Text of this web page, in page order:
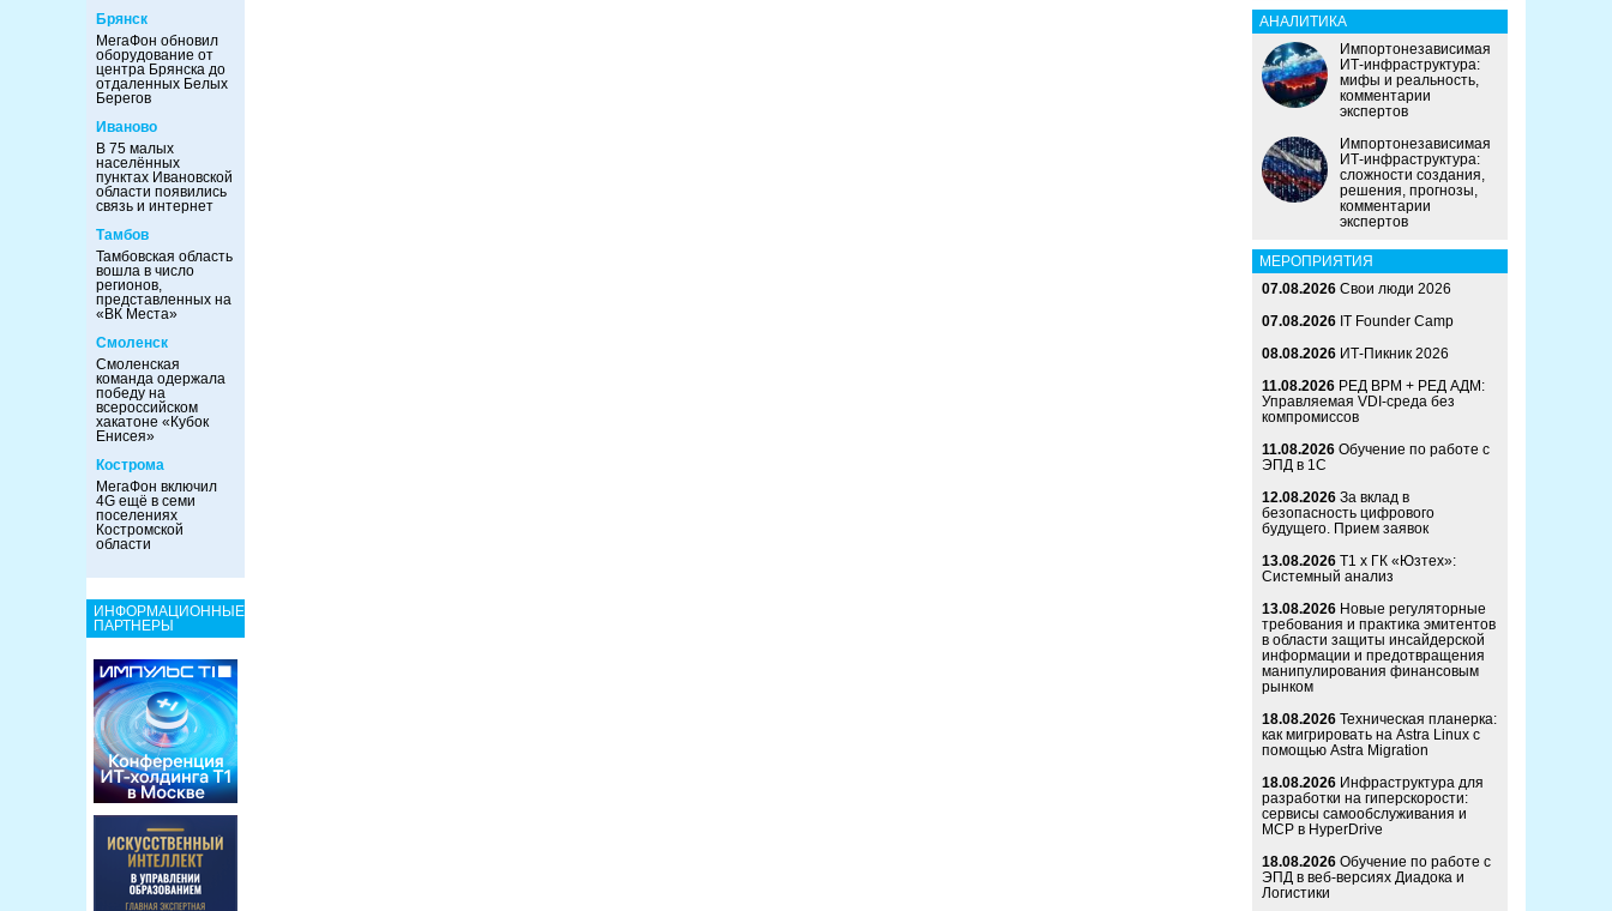
Брянск
МегаФон обновил
оборудование от
центра Брянска до
отдаленных Белых
Берегов
Иваново
В 75 малых
населённых
пунктах Ивановской
области появились
связь и интернет
Тамбов
Тамбовская область
вошла в число
регионов,
представленных на
«ВК Места»
Смоленск
Смоленская
команда одержала
победу на
всероссийском
хакатоне «Кубок
Енисея»
Кострома
МегаФон включил
4G ещё в семи
поселениях
Костромской
области
ИНФОРМАЦИОННЫЕ
ПАРТНЕРЫ
АНАЛИТИКА
Импортонезависимая
ИТ-инфраструктура:
мифы и реальность,
комментарии
экспертов
Импортонезависимая
ИТ-инфраструктура:
сложности создания,
решения, прогнозы,
комментарии
экспертов
МЕРОПРИЯТИЯ
07.08.2026 Свои люди 2026
07.08.2026 IT Founder Camp
08.08.2026 ИТ-Пикник 2026
11.08.2026 РЕД ВРМ + РЕД АДМ:
Управляемая VDI-среда без
компромиссов
11.08.2026 Обучение по работе с
ЭПД в 1С
12.08.2026 За вклад в
безопасность цифрового
будущего. Прием заявок
13.08.2026 Т1 x ГК «Юзтех»:
Системный анализ
13.08.2026 Новые регуляторные
требования и практика эмитентов
в области защиты инсайдерской
информации и предотвращения
манипулирования финансовым
рынком
18.08.2026 Техническая планерка:
как мигрировать на Astra Linux с
помощью Astra Migration
18.08.2026 Инфраструктура для
разработки на гиперскорости:
сервисы самообслуживания и
MCP в HyperDrive
18.08.2026 Обучение по работе с
ЭПД в веб-версиях Диадока и
Логистики